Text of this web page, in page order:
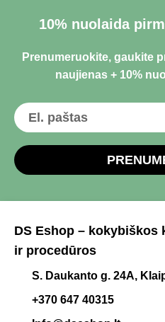
10% nuolaida
Prenumeruokite, gaukite
naujienas + 10%
DS Eshop – kokybiškos
ir procedūros
S. Daukanto g. 24A,
+370 647 40315